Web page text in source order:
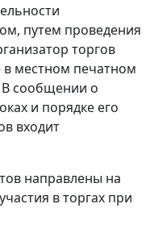
путем проведения
торгов
в местном печатном
В сообщении о
и порядке его
входит
направлены на
в торгах при